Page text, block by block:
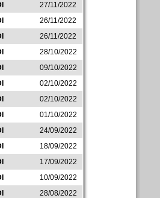
27/11/2022
26/11/2022
26/11/2022
28/10/2022
09/10/2022
02/10/2022
02/10/2022
01/10/2022
24/09/2022
18/09/2022
17/09/2022
10/09/2022
28/08/2022